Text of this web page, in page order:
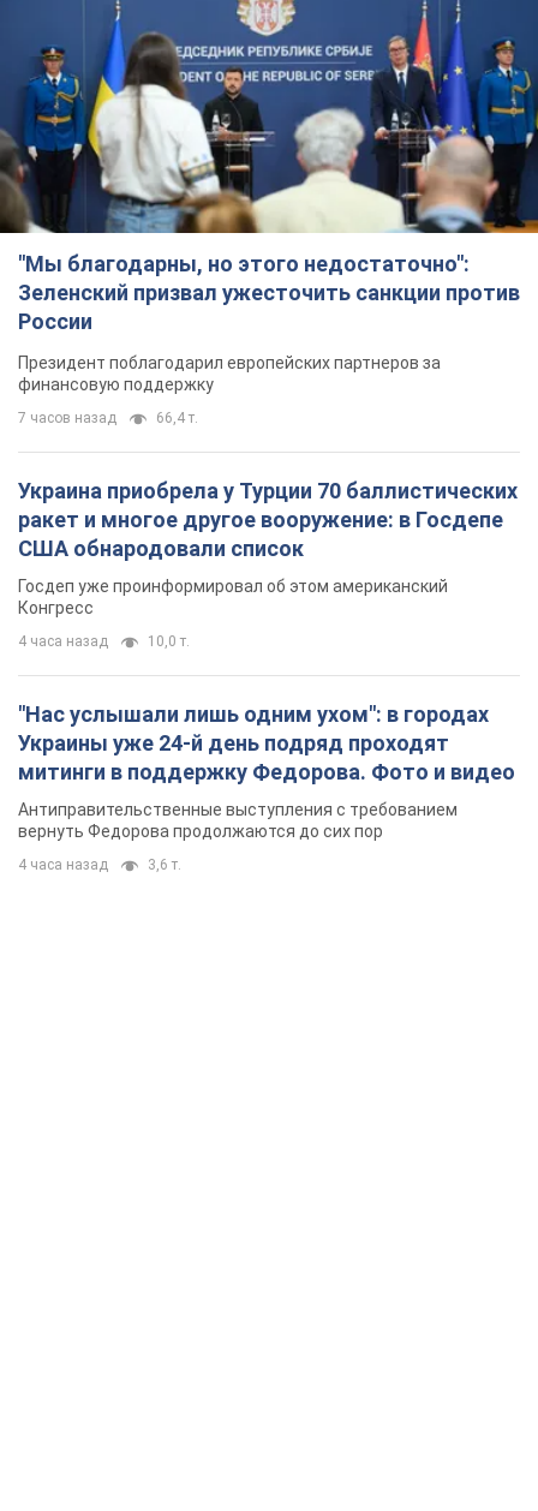
"Мы благодарны, но этого недостаточно":
Зеленский призвал ужесточить санкции против
России
Президент поблагодарил европейских партнеров за
финансовую поддержку
7 часов назад 66,4 т.
Украина приобрела у Турции 70 баллистических
ракет и многое другое вооружение: в Госдепе
США обнародовали список
Госдеп уже проинформировал об этом американский
Конгресс
4 часа назад 10,0 т.
"Нас услышали лишь одним ухом": в городах
Украины уже 24-й день подряд проходят
митинги в поддержку Федорова. Фото и видео
Антиправительственные выступления с требованием
вернуть Федорова продолжаются до сих пор
4 часа назад 3,6 т.